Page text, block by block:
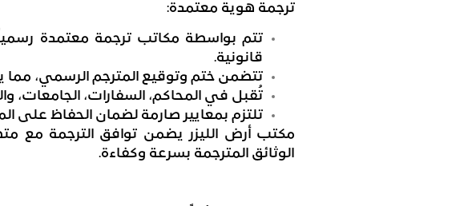
ترجمة هوية معتمدة:
تتم بواسطة مكاتب ترجمة معتمدة
قانونية.
تتضمن ختم وتوقيع المترجم الرسمي، مما
تُقبل في المحاكم، السفارات، الجامعات،
تلتزم بمعايير صارمة لضمان الحفاظ على
مكتب أرض الليزر يضمن توافق الترجمة مع
الوثائق المترجمة بسرعة وكفاءة.